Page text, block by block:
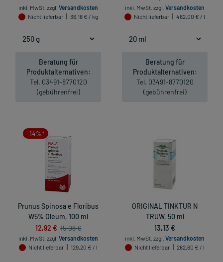
inkl. MwSt. zzgl. Versandkosten
Nicht lieferbar
36,16 € / kg
Beratung für
Produktalternativen:
Tel. 03491-8770120
(gebührenfrei)
inkl. MwSt. zzgl. Versandkosten
Nicht lieferbar
462,00 € / l
Beratung für
Produktalternativen:
Tel. 03491-8770120
(gebührenfrei)
-14%*
Prunus Spinosa e Floribus
W5% Oleum, 100 ml
12,92 € 15,08 €
inkl. MwSt. zzgl. Versandkosten
Nicht lieferbar
129,20 € / l
ORIGINAL TINKTUR N
TRUW, 50 ml
13,13 €
inkl. MwSt. zzgl. Versandkosten
Nicht lieferbar
262,60 € / l